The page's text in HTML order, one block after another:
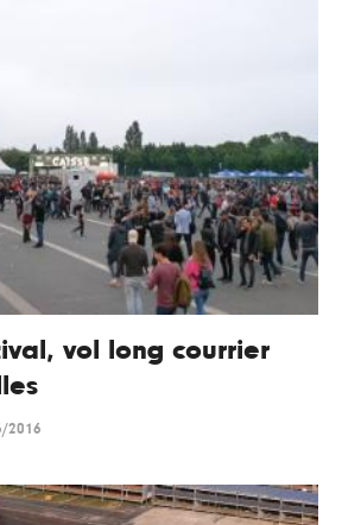
vol long courrier
2016